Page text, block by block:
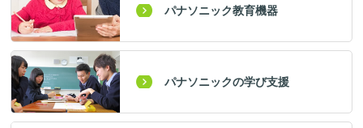
パナソニック教育機器
パナソニックの学び支援